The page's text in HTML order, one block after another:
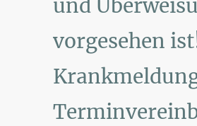
und
vorgesehen